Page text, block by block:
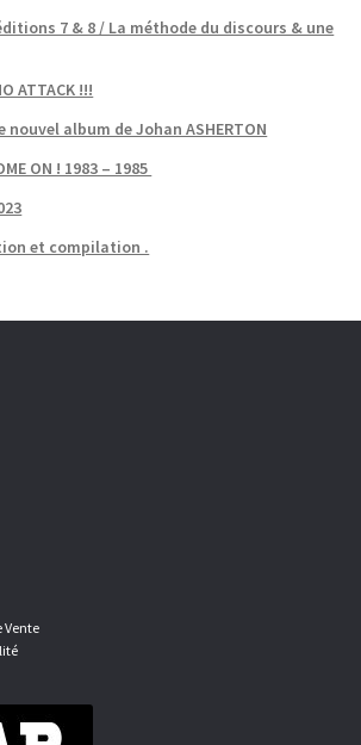
7 & 8 / La méthode du discours & une
ATTACK !!!
nouvel album de Johan ASHERTON
ON ! 1983 – 1985
et compilation .
Vente